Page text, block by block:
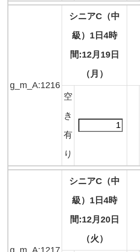
g_m_A:1216
シニアC（中
級）1日4時
間:12月19日
（月）
空
き
有
り
g_m_A:1217
シニアC（中
級）1日4時
間:12月20日
（火）